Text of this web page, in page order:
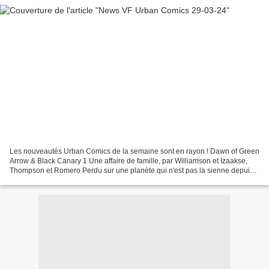
Les nouveautés Urban Comics de la semaine sont en rayon ! Dawn of Green
Arrow & Black Canary 1 Une affaire de famille, par Williamson et Izaakse,
Thompson et Romero Perdu sur une planète qui n'est pas la sienne depuis